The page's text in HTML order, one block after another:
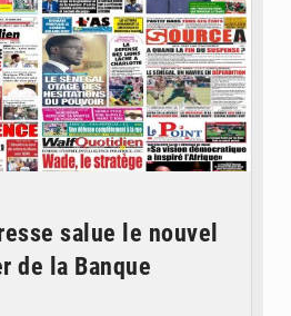
salue le nouvel
de la Banque